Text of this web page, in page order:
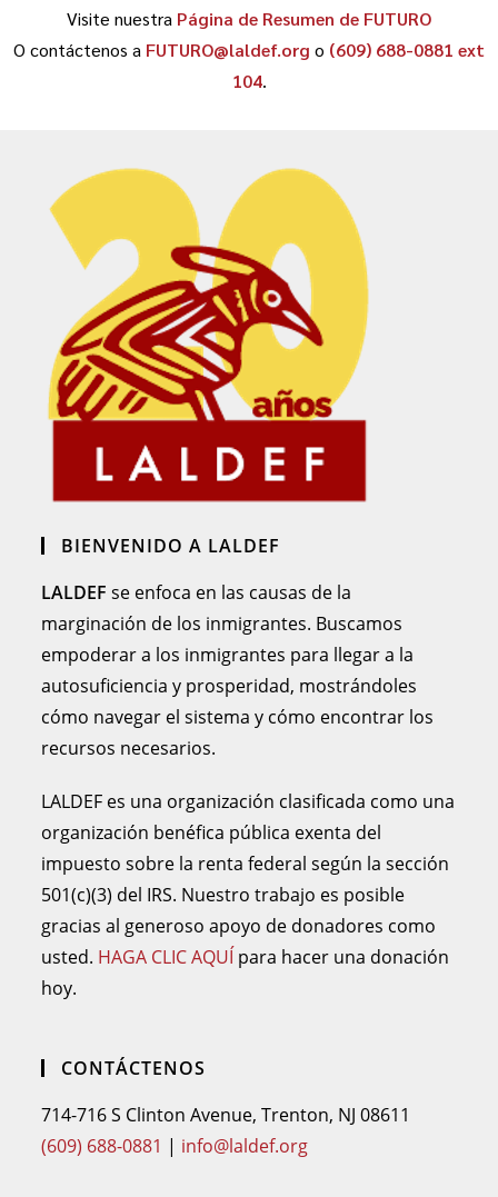
Visite nuestra Página de Resumen de FUTURO
O contáctenos a FUTURO@laldef.org o (609) 688-0881 ext
104.
BIENVENIDO A LALDEF
LALDEF se enfoca en las causas de la
marginación de los inmigrantes. Buscamos
empoderar a los inmigrantes para llegar a la
autosuficiencia y prosperidad, mostrándoles
cómo navegar el sistema y cómo encontrar los
recursos necesarios.
LALDEF es una organización clasificada como una
organización benéfica pública exenta del
impuesto sobre la renta federal según la sección
501(c)(3) del IRS. Nuestro trabajo es posible
gracias al generoso apoyo de donadores como
usted. HAGA CLIC AQUÍ para hacer una donación
hoy.
CONTÁCTENOS
714-716 S Clinton Avenue, Trenton, NJ 08611
(609) 688-0881 | info@laldef.org